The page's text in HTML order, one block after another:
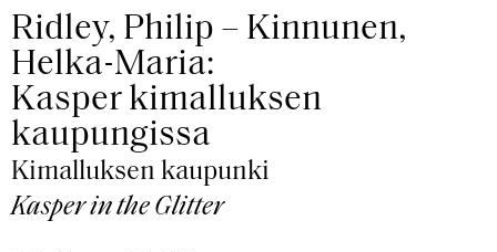
Ridley, Philip – Kinnunen,
Helka-Maria:
Kasper kimalluksen
kaupungissa
Kimalluksen kaupunki
Kasper in the Glitter